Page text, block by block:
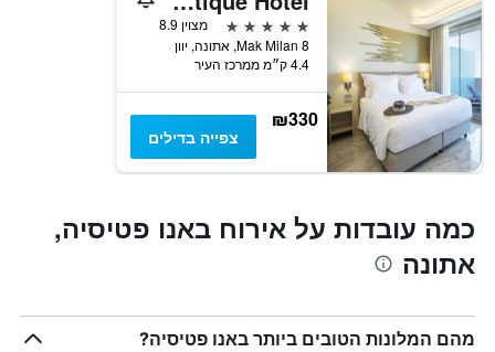
Y
המציג
את
מחיר
הממוצע
של
חדר
5 כוכבים
מצוין 8.9
Mak Milan 8, אתונה, יוון
4.4 ק״מ ממרכז העיר
₪330
צפייה בדילים
כמה עובדות על אירוח באנו פטיסיה,
אתונה
מהם המלונות הטובים ביותר באנו פטיסיה?